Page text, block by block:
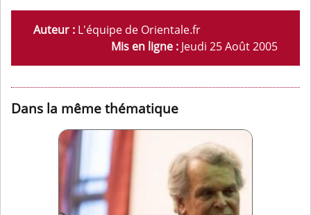
Auteur : L'équipe de Orientale.fr
Mis en ligne : Jeudi 25 Août 2005
Dans la même thématique